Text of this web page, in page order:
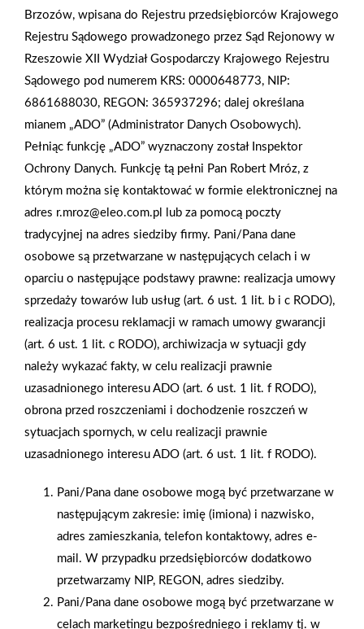
Nasz Klub bokserskiMrówka Brzozówreprezentował
Mikołaj Kowalczyk, który jest podopiecznym
Wojciecha Nędzy. Sprawnie zorganizowane
widowisko sportowe w Brzozowie stało na wysokim
poziomie. Na turnieju wystąpili pięściarze z kilkunastu
klubów z całego kraju. Można było poczuć bokserski
klimat rywalizacji i ducha walki.
Impreza miała wymiar charytatywny. Pieniądze
zebrane podczas turnieju zostaną przekazane dla
podopiecznych Fundacji Pomocy Dzieciom im.
Stanisławy Bieńczak w Brzozowie.
GALERIA
Brzozów, wpisana do Rejestru przedsiębiorców Krajowego
Rejestru Sądowego prowadzonego przez Sąd Rejonowy w
Rzeszowie XII Wydział Gospodarczy Krajowego Rejestru
Sądowego pod numerem KRS: 0000648773, NIP:
6861688030, REGON: 365937296; dalej określana
mianem „ADO” (Administrator Danych Osobowych).
Pełniąc funkcję „ADO” wyznaczony został Inspektor
Ochrony Danych. Funkcję tą pełni Pan Robert Mróz, z
którym można się kontaktować w formie elektronicznej na
adres r.mroz@eleo.com.pl lub za pomocą poczty
tradycyjnej na adres siedziby firmy. Pani/Pana dane
osobowe są przetwarzane w następujących celach i w
oparciu o następujące podstawy prawne: realizacja umowy
sprzedaży towarów lub usług (art. 6 ust. 1 lit. b i c RODO),
realizacja procesu reklamacji w ramach umowy gwarancji
(art. 6 ust. 1 lit. c RODO), archiwizacja w sytuacji gdy
należy wykazać fakty, w celu realizacji prawnie
uzasadnionego interesu ADO (art. 6 ust. 1 lit. f RODO),
obrona przed roszczeniami i dochodzenie roszczeń w
sytuacjach spornych, w celu realizacji prawnie
uzasadnionego interesu ADO (art. 6 ust. 1 lit. f RODO).
Pani/Pana dane osobowe mogą być przetwarzane w
następującym zakresie: imię (imiona) i nazwisko,
adres zamieszkania, telefon kontaktowy, adres e-
mail. W przypadku przedsiębiorców dodatkowo
przetwarzamy NIP, REGON, adres siedziby.
Pani/Pana dane osobowe mogą być przetwarzane w
celach marketingu bezpośredniego i reklamy tj. w